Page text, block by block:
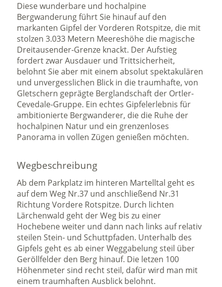
Diese wunderbare und hochalpine
Bergwanderung führt Sie hinauf auf den
markanten Gipfel der Vorderen Rotspitze, die mit
stolzen 3.033 Metern Meereshöhe die magische
Dreitausender-Grenze knackt. Der Aufstieg
fordert zwar Ausdauer und Trittsicherheit,
belohnt Sie aber mit einem absolut spektakulären
und unvergesslichen Blick in die traumhafte, von
Gletschern geprägte Berglandschaft der Ortler-
Cevedale-Gruppe. Ein echtes Gipfelerlebnis für
ambitionierte Bergwanderer, die die Ruhe der
hochalpinen Natur und ein grenzenloses
Panorama in vollen Zügen genießen möchten.
Wegbeschreibung
Ab dem Parkplatz im hinteren Martelltal geht es
auf dem Weg Nr.37 und anschließend Nr.31
Richtung Vordere Rotspitze. Durch lichten
Lärchenwald geht der Weg bis zu einer
Hochebene weiter und dann nach links auf relativ
steilen Stein- und Schuttpfaden. Unterhalb des
Gipfels geht es ab einer Weggabelung steil über
Geröllfelder den Berg hinauf. Die letzen 100
Höhenmeter sind recht steil, dafür wird man mit
einem traumhaften Ausblick belohnt.